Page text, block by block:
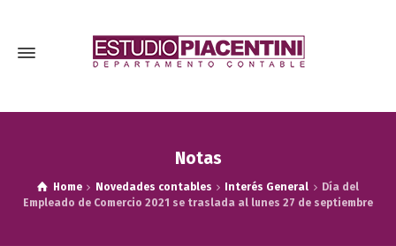
Notas
Home Novedades contables Interés General
Día del
Empleado de Comercio 2021 se traslada al lunes 27 de septiembre